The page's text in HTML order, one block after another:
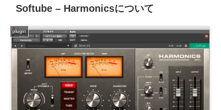
Softube – Harmonicsについて
plugin